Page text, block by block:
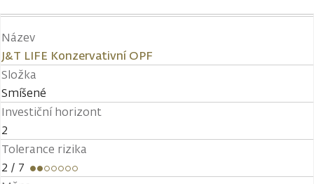
Název
J&T LIFE Konzervativní OPF
Složka
Smíšené
Investiční horizont
2
Tolerance rizika
2 / 7